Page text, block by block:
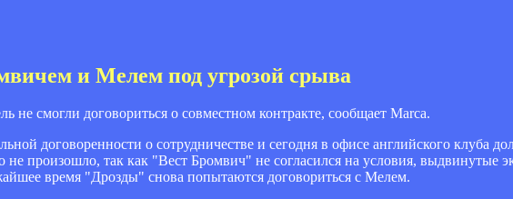
и Мелем под угрозой срыва
смогли договориться о совместном контракте, сообщает Marca.
договоренности о сотрудничестве и сегодня в офисе английского клуба
не произошло, так как "Вест Бромвич" не согласился на условия, выдвинутые
время "Дрозды" снова попытаются договориться с Мелем.